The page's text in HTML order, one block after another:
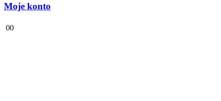
Moje konto
00